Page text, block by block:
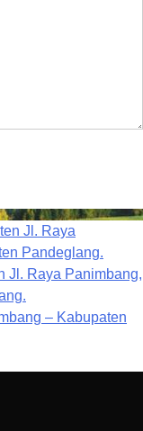
Jl. Raya Panimbang,
– Kabupaten